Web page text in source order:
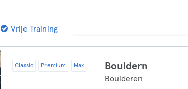
Vrije Training
Classic Premium Max Bouldern
Boulderen